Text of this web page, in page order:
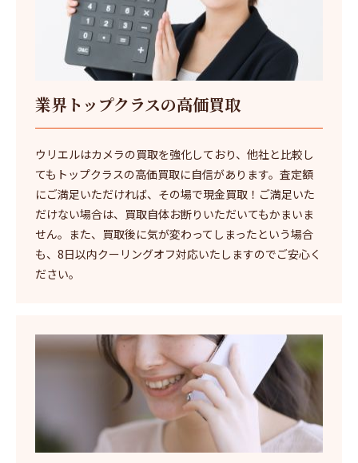
業界トップクラスの高価買取
ウリエルはカメラの買取を強化しており、他社と比較し
てもトップクラスの高価買取に自信があります。査定額
にご満足いただければ、その場で現金買取！ご満足いた
だけない場合は、買取自体お断りいただいてもかまいま
せん。また、買取後に気が変わってしまったという場合
も、8日以内クーリングオフ対応いたしますのでご安心く
ださい。